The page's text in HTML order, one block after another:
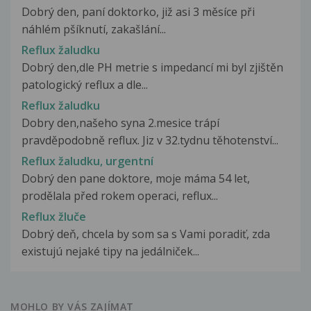
Dobrý den, paní doktorko, již asi 3 měsíce při
náhlém pšíknutí, zakašlání...
Reflux žaludku
Dobrý den,dle PH metrie s impedancí mi byl zjištěn
patologický reflux a dle...
Reflux žaludku
Dobry den,našeho syna 2.mesice trápí
pravděpodobně reflux. Jiz v 32.tydnu těhotenství...
Reflux žaludku, urgentní
Dobrý den pane doktore, moje máma 54 let,
prodělala před rokem operaci, reflux...
Reflux žluče
Dobrý deň, chcela by som sa s Vami poradiť, zda
existujú nejaké tipy na jedálniček...
MOHLO BY VÁS ZAJÍMAT